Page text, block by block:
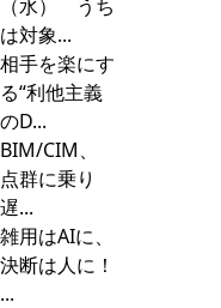
（水） うち
は対象...
相手を楽にす
る“利他主義
のD...
BIM/CIM、
点群に乗り
遅...
雑用はAIに、
決断は人に！
...